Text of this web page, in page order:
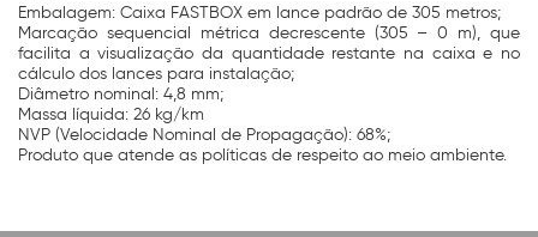
Embalagem: Caixa FASTBOX em lance padrão de 305 metros;
Marcação sequencial métrica decrescente (305 – 0 m), que
facilita a visualização da quantidade restante na caixa e no
cálculo dos lances para instalação;
Diâmetro nominal: 4,8 mm;
Massa líquida: 26 kg/km
NVP (Velocidade Nominal de Propagação): 68%;
Produto que atende as políticas de respeito ao meio ambiente.